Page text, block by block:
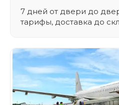
7 дней от двери до
тарифы, доставка до